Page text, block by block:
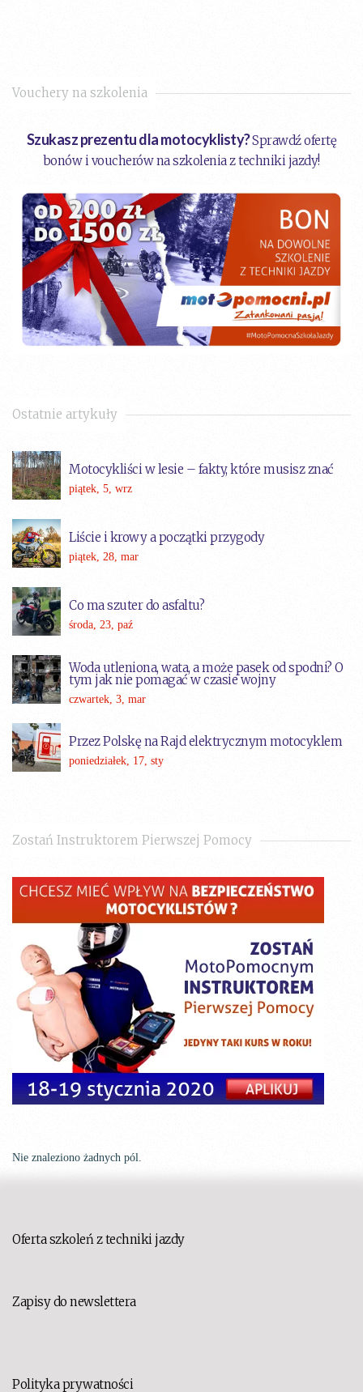
Vouchery na szkolenia
Szukasz prezentu dla motocyklisty?Sprawdź ofertę
bonów i voucherów na szkolenia z techniki jazdy!
Ostatnie artykuły
Motocykliści w lesie – fakty, które musisz znać
piątek, 5, wrz
Liście i krowy a początki przygody
piątek, 28, mar
Co ma szuter do asfaltu?
środa, 23, paź
Woda utleniona, wata, a może pasek od spodni? O
tym jak nie pomagać w czasie wojny
czwartek, 3, mar
Przez Polskę na Rajd elektrycznym motocyklem
poniedziałek, 17, sty
Zostań Instruktorem Pierwszej Pomocy
Nie znaleziono żadnych pól.
Oferta szkoleń z techniki jazdy
Zapisy do newslettera
Polityka prywatności